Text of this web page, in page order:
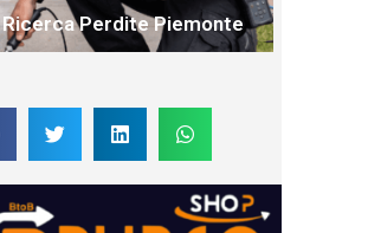
Ricerca Perdite Piemonte